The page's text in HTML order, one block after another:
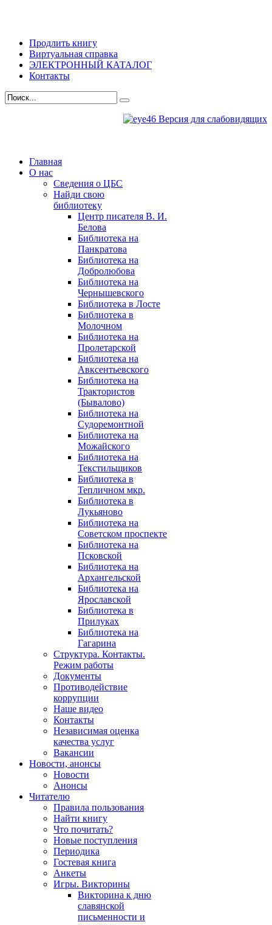
Продлить книгу
Виртуальная справка
ЭЛЕКТРОННЫЙ КАТАЛОГ
Контакты
Версия для слабовидящих
Главная
О нас
Сведения о ЦБС
Найди свою
библиотеку
Центр писателя В. И.
Белова
Библиотека на
Панкратова
Библиотека на
Добролюбова
Библиотека на
Чернышевского
Библиотека в Лосте
Библиотека в
Молочном
Библиотека на
Пролетарской
Библиотека на
Авксентьевского
Библиотека на
Трактористов
(Бывалово)
Библиотека на
Судоремонтной
Библиотека на
Можайского
Библиотека на
Текстильщиков
Библиотека в
Тепличном мкр.
Библиотека в
Лукьяново
Библиотека на
Советском проспекте
Библиотека на
Псковской
Библиотека на
Архангельской
Библиотека на
Ярославской
Библиотека в
Прилуках
Библиотека на
Гагарина
Структура. Контакты.
Режим работы
Документы
Противодействие
коррупции
Наше видео
Контакты
Независимая оценка
качества услуг
Вакансии
Новости, анонсы
Новости
Анонсы
Читателю
Правила пользования
Найти книгу
Что почитать?
Новые поступления
Периодика
Гостевая книга
Анкеты
Игры. Викторины
Викторина к дню
славянской
письменности и